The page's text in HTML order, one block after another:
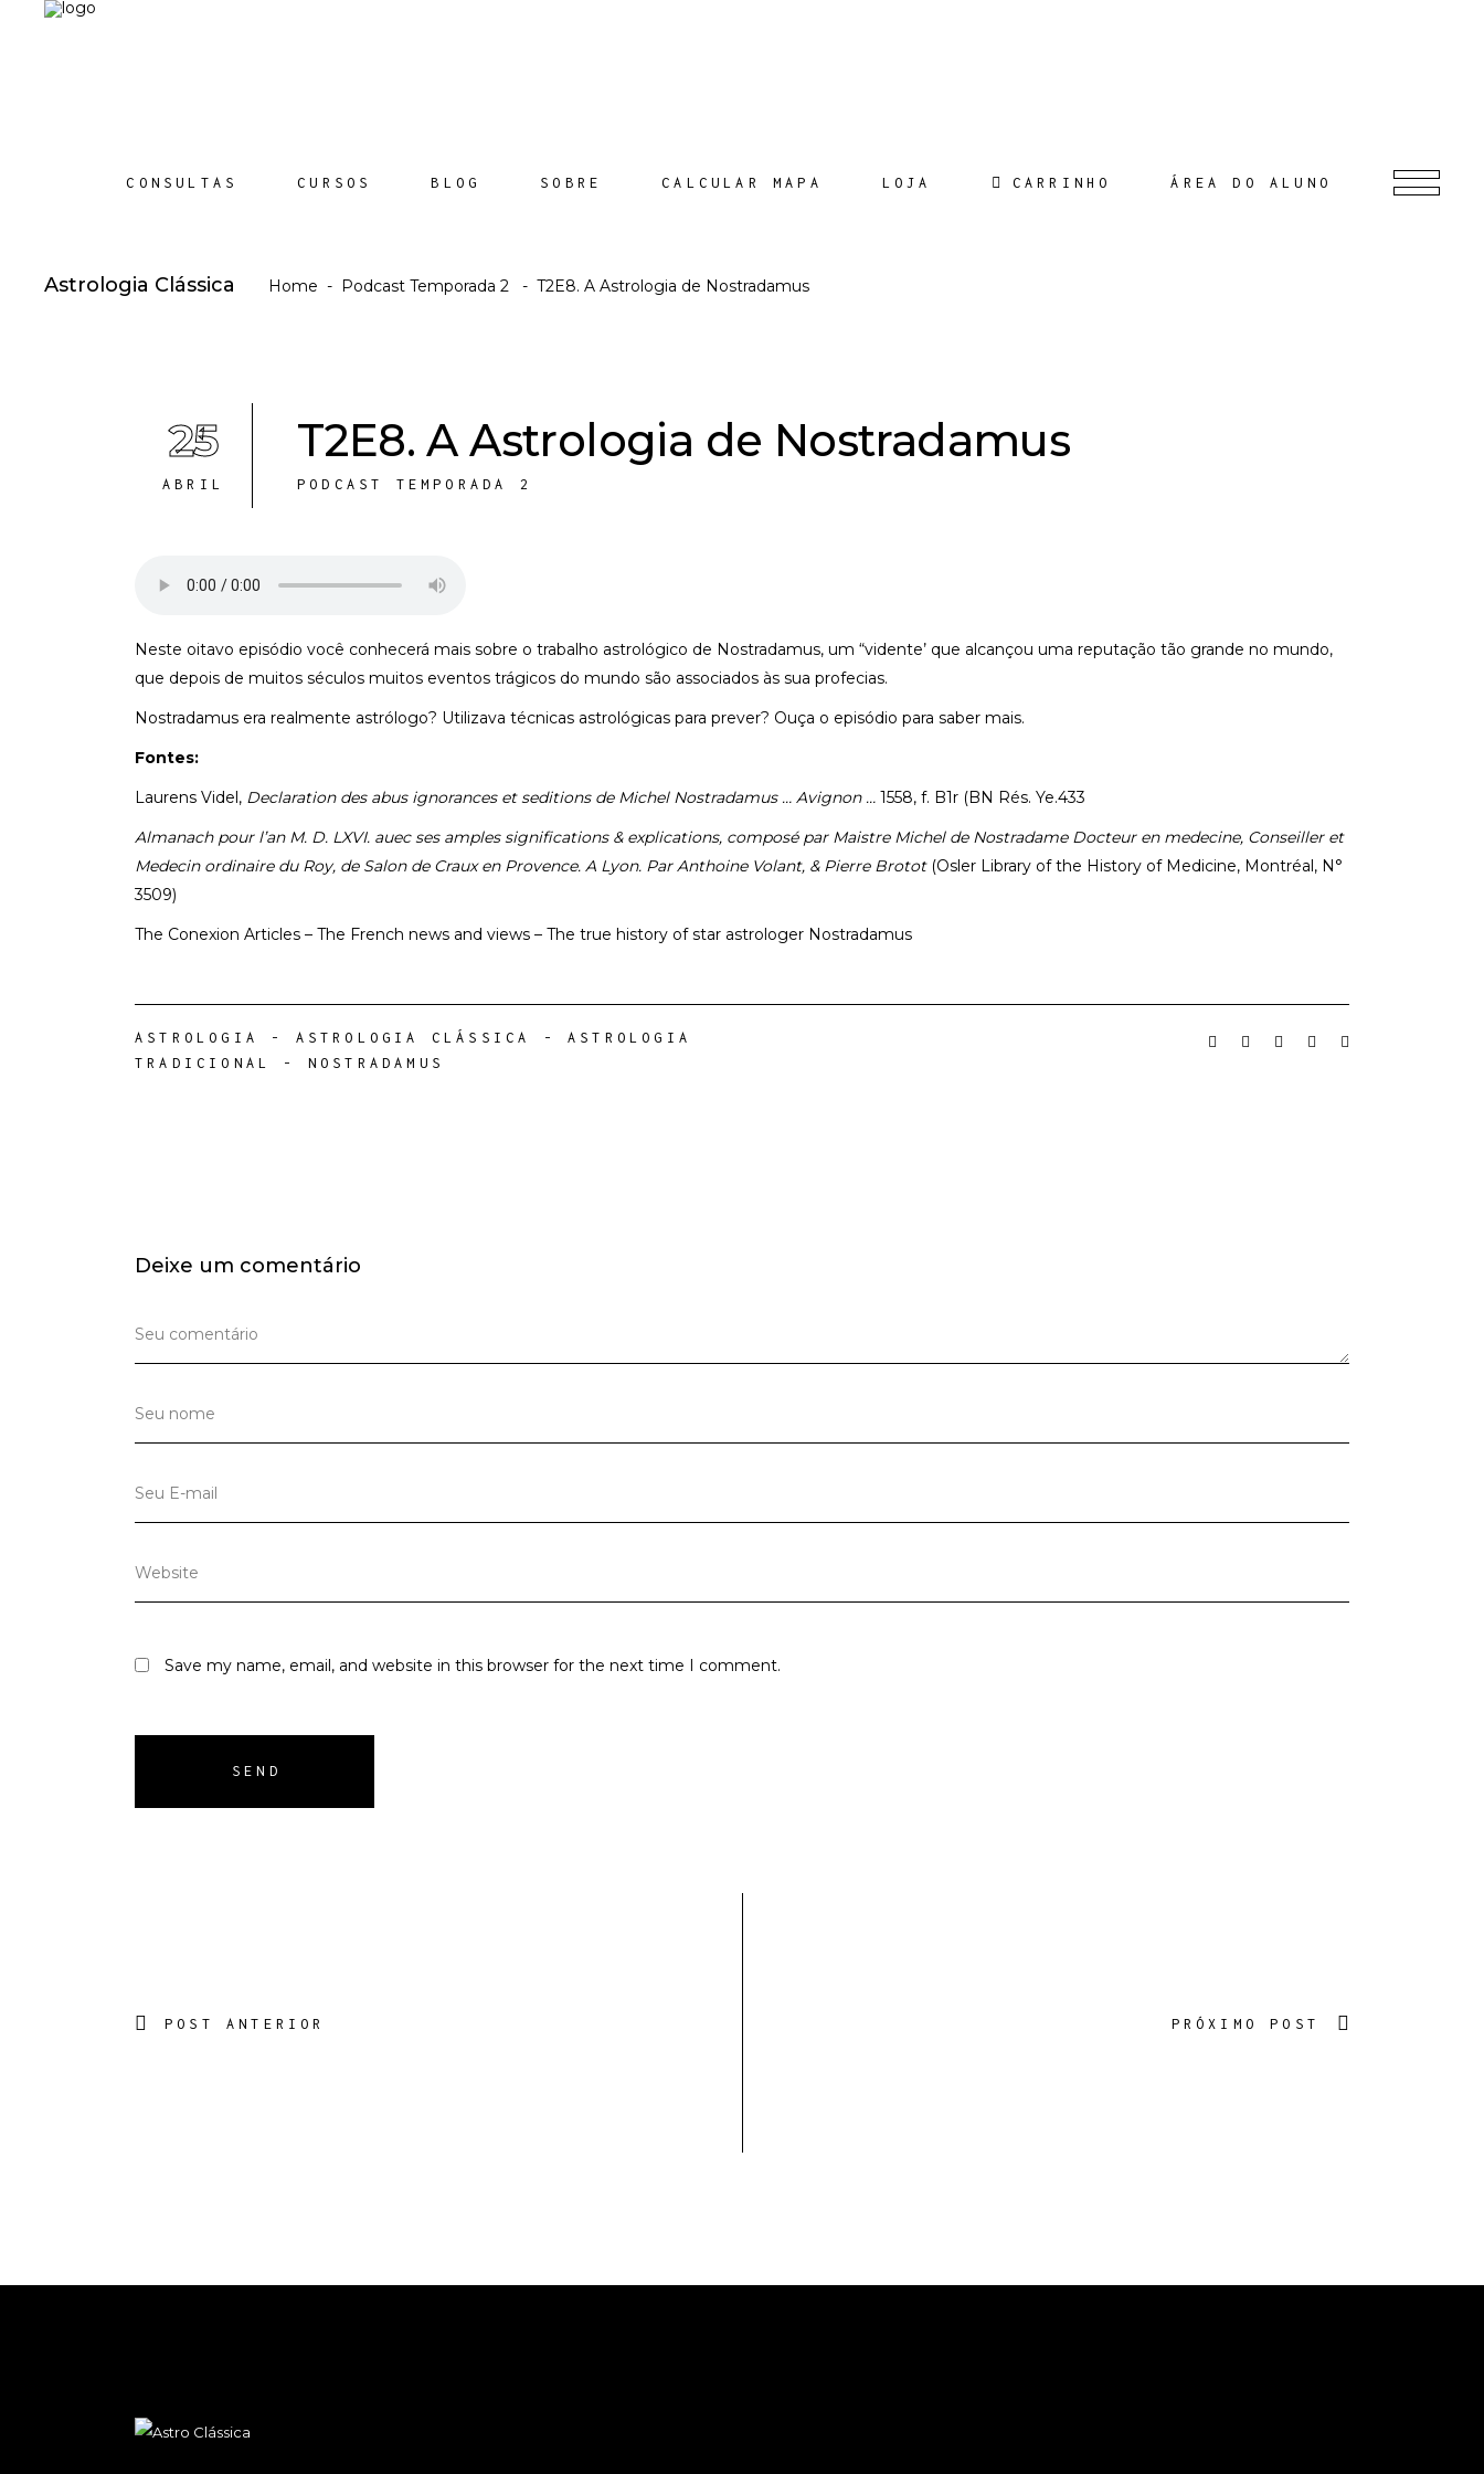
CONSULTAS CURSOS BLOG SOBRE CALCULAR MAPA LOJA CARRINHO ÁREA DO ALUNO
Astrologia Clássica Home - Podcast Temporada 2 - T2E8. A Astrologia de Nostradamus
25
ABRIL
T2E8. A Astrologia de Nostradamus
PODCAST TEMPORADA 2
Neste oitavo episódio você conhecerá mais sobre o trabalho astrológico de Nostradamus, um “vidente’ que alcançou uma reputação tão grande no mundo,
que depois de muitos séculos muitos eventos trágicos do mundo são associados às sua profecias.
Nostradamus era realmente astrólogo? Utilizava técnicas astrológicas para prever? Ouça o episódio para saber mais.
Fontes:
Laurens Videl, Declaration des abus ignorances et seditions de Michel Nostradamus … Avignon … 1558, f. B1r (BN Rés. Ye.433
Almanach pour l’an M. D. LXVI. auec ses amples significations & explications, composé par Maistre Michel de Nostradame Docteur en medecine, Conseiller et
Medecin ordinaire du Roy, de Salon de Craux en Provence. A Lyon. Par Anthoine Volant, & Pierre Brotot (Osler Library of the History of Medicine, Montréal, N°
3509)
The Conexion Articles – The French news and views – The true history of star astrologer Nostradamus
ASTROLOGIA - ASTROLOGIA CLÁSSICA -ASTROLOGIA
TRADICIONAL
- NOSTRADAMUS
Deixe um comentário
Save my name, email, and website in this browser for the next time I comment.
SEND
POST ANTERIOR PRÓXIMO POST